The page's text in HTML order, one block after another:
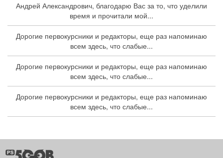
Андрей Александрович, благодарю Вас за то, что уделили
время и прочитали мой...
Дорогие первокурсники и редакторы, еще раз напоминаю
всем здесь, что слабые...
Дорогие первокурсники и редакторы, еще раз напоминаю
всем здесь, что слабые...
Дорогие первокурсники и редакторы, еще раз напоминаю
всем здесь, что слабые...